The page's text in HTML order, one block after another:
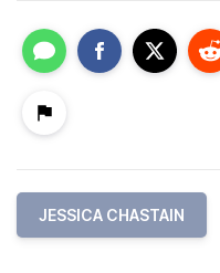
JESSICA CHASTAIN